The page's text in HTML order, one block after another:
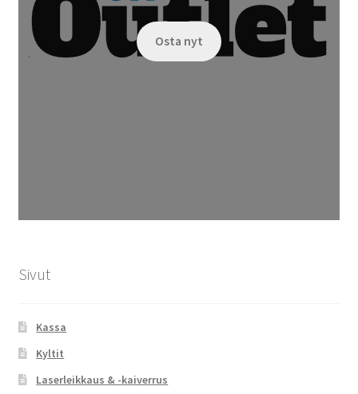
Osta nyt
Sivut
Kassa
Kyltit
Laserleikkaus & -kaiverrus